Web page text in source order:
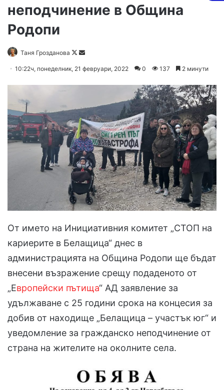
неподчинение в Община
Родопи
Таня Грозданова
F
o
o
n
X
e
m
a
i
l
10:22ч, понеделник, 21 февруари, 2022 0 137 2 минути
От името на Инициативния комитет „СТОП на
кариерите в Белащица“ днес в
администрацията на Община Родопи ще бъдат
внесени възражение срещу подаденото от
„Европейски пътища“ АД заявление за
удължаване с 25 години срока на концесия за
добив от находище „Белащица – участък юг“ и
уведомление за гражданско неподчинение от
страна на жителите на околните села.